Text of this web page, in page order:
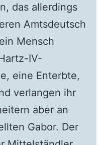
das allerdings
Amtsdeutsch
Mensch
IV-
eine Enterbte,
verlangen ihr
aber an
Gabor. Der